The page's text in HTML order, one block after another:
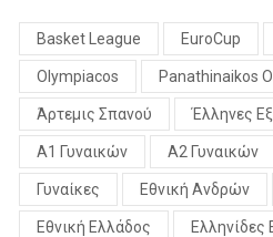
Basket League EuroCup
Olympiacos Panathinaikos
Άρτεμις Σπανού Έλληνες
Α1 Γυναικών Α2 Γυναικών
Γυναίκες Εθνική Ανδρών
Εθνική Ελλάδος Ελληνίδες